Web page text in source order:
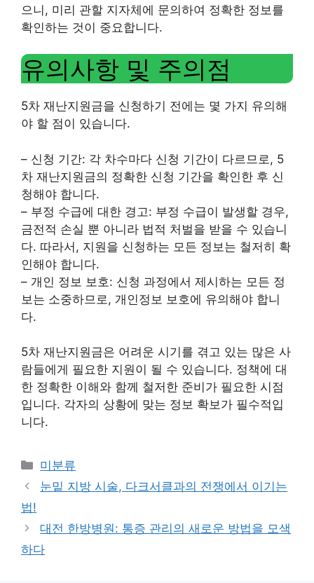
으니, 미리 관할 지자체에 문의하여 정확한 정보를
확인하는 것이 중요합니다.
유의사항 및 주의점
5차 재난지원금을 신청하기 전에는 몇 가지 유의해
야 할 점이 있습니다.
– 신청 기간: 각 차수마다 신청 기간이 다르므로, 5
차 재난지원금의 정확한 신청 기간을 확인한 후 신
청해야 합니다.
– 부정 수급에 대한 경고: 부정 수급이 발생할 경우,
금전적 손실 뿐 아니라 법적 처벌을 받을 수 있습니
다. 따라서, 지원을 신청하는 모든 정보는 철저히 확
인해야 합니다.
– 개인 정보 보호: 신청 과정에서 제시하는 모든 정
보는 소중하므로, 개인정보 보호에 유의해야 합니
다.
5차 재난지원금은 어려운 시기를 겪고 있는 많은 사
람들에게 필요한 지원이 될 수 있습니다. 정책에 대
한 정확한 이해와 함께 철저한 준비가 필요한 시점
입니다. 각자의 상황에 맞는 정보 확보가 필수적입
니다.
Categories
미분류
눈밑 지방 시술, 다크서클과의 전쟁에서 이기는
법!
대전 한방병원: 통증 관리의 새로운 방법을 모색
하다